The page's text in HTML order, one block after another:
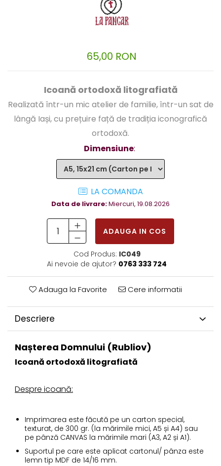
65,00 RON
Icoană ortodoxă litografiată
Realizată într-un mic atelier de familie, într-un sat de
lângă Iași, cu prețuire față de tradiția iconografică
ortodoxă.
Dimensiune:
LA COMANDA
Data de livrare:Miercuri, 19.08.2026
ADAUGA IN COS
Cod Produs: IC049
Ai nevoie de ajutor? 0763 333 724
Adauga la Favorite Cere informatii
Descriere
Nașterea Domnului (Rubliov)
Icoană ortodoxă litografiată
Despre icoană:
Imprimarea este făcută pe un carton special,
texturat, de 300 gr. (la mărimile mici, A5 și A4) sau
pe pânză CANVAS la mărimile mari (A3, A2 și A1).
Suportul pe care este aplicat cartonul/ pânza este
lemn tip MDF de 14/16 mm.